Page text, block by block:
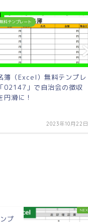
料テンプレート
簿（Excel）無料テンプレ
02147」で自治会の徴収
円滑に！
2023年10月22日
プ